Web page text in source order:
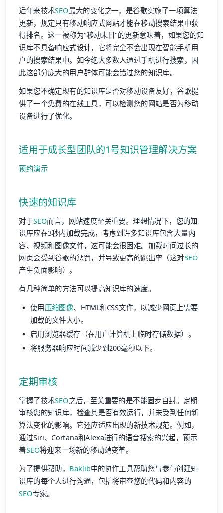
近年来技术SEO最大的变化之一，是谷歌实施了一项算法
更新，规定只有移动响应式网站才能在移动搜索结果中获
得排名。这一被称为"移动末日"的更新意味着，如果您的知
识库不具备响应式设计，它将完全不会出现在智能手机用
户的搜索结果中。如今绝大多数人通过手机进行搜索，因
此这部分庞大的用户群体可能会错过您的知识库。
如果您不确定现有的知识库是否对移动设备友好，谷歌提
供了一个免费的在线工具，可以检测您的网站是否为移动
设备进行了优化。
适用于成长型团队的1号知识管理解决方案
预约演示
快速的知识库
对于SEO而言，网站速度至关重要。理想情况下，您的知
识库应在3秒内加载完成，考虑到许多知识库包含大量内
容、视频和图像文件，这可能会很困难。加载时间过长的
网页会受到谷歌的惩罚，并导致更高的跳出率（这对SEO
产生负面影响）。
有几种简单的方法可以提高知识库的速度。
使用压缩图像、HTML和CSS文件，以减少网页上需要
加载的文件大小。
启用浏览器缓存（在用户计算机上临时存储数据）。
将服务器响应时间减少到200毫秒以下。
定期审核
掌握了技术SEO之后，至关重要的是不能固步自封。定期
审核您的知识库，检查其是否有效运行，并未受到任何新
算法变化的影响。它还应适应出现的新技术规范。例如，
通过Siri、Cortana和Alexa进行的语音搜索的兴起，预示
着SEO将迎来一场新的移动端变革。
为了提供帮助， Baklib中的协作工具帮助您与参与创建知
识库的每个人进行沟通，包括将审查您的代码和内容的
SEO专家。